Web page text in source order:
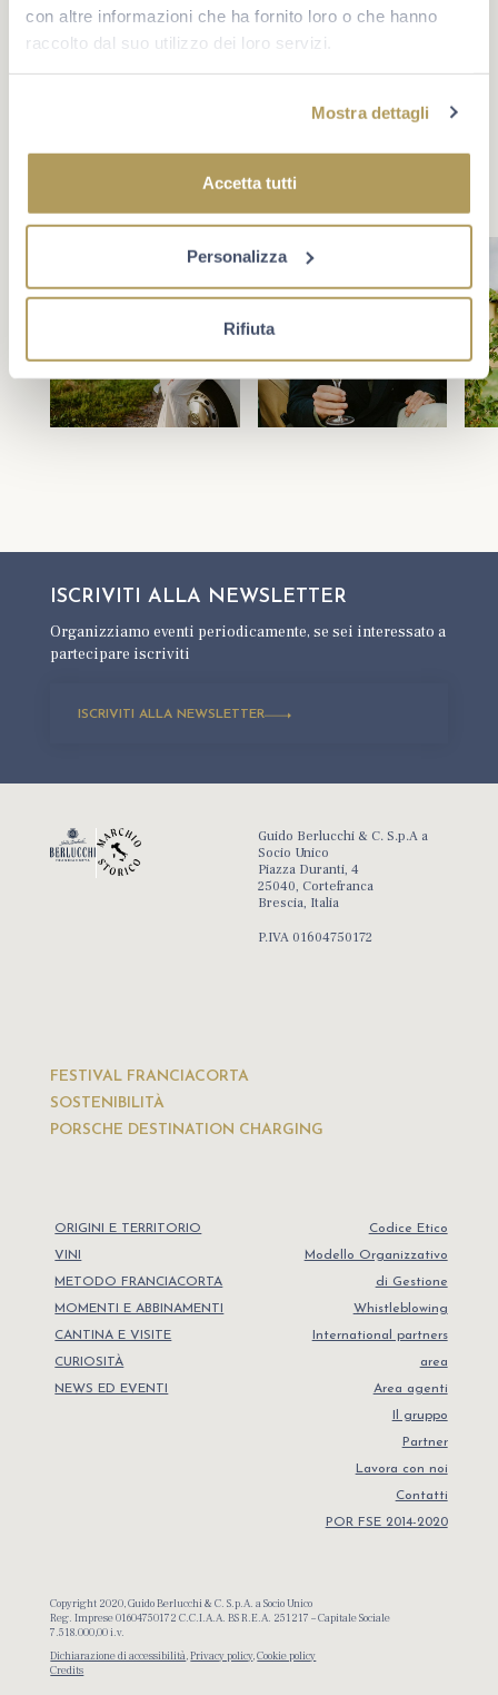
con altre informazioni che ha fornito loro o che hanno
raccolto dal suo utilizzo dei loro servizi.
Mostra dettagli
Accetta tutti
Personalizza
Rifiuta
Che cosa rende un momento unico? A volte è un evento,
oppure un traguardo. Più spesso è la compagnia giusta e
la voglia di star bene insieme. Scopri Berlucchi sui
ISCRIVITI ALLA NEWSLETTER
Organizziamo eventi periodicamente,se sei interessato a
partecipare iscriviti
ISCRIVITI ALLA NEWSLETTER
Guido Berlucchi & C. S.p.A a
Socio Unico
Piazza Duranti, 4
25040, Cortefranca
Brescia, Italia
P.IVA 01604750172
FESTIVAL FRANCIACORTA
SOSTENIBILITÀ
PORSCHE DESTINATION CHARGING
ORIGINI E TERRITORIO
VINI
METODO FRANCIACORTA
MOMENTI E ABBINAMENTI
CANTINA E VISITE
CURIOSITÀ
NEWS ED EVENTI
Codice Etico
Modello Organizzativo
di Gestione
Whistleblowing
International partners
area
Area agenti
Il gruppo
Partner
Lavora con noi
Contatti
POR FSE 2014-2020
Copyright 2020, Guido Berlucchi & C. S.p.A. a Socio Unico
Reg. Imprese 01604750172 C.C.I.A.A. BS R.E.A. 251217 – Capitale Sociale
7.518.000,00 i.v.
Dichiarazione di accessibilità ,Privacy policy,Cookie policy
Credits